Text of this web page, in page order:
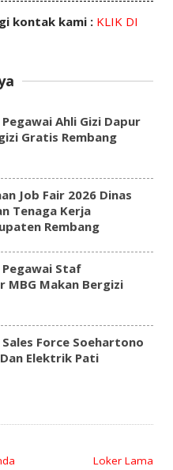
kontak kami : KLIK DI
Ahli Gizi Dapur
Gratis Rembang
Job Fair 2026 Dinas
Tenaga Kerja
Rembang
Staf
MBG Makan Bergizi
Force Soehartono
Elektrik Pati
Loker Lama